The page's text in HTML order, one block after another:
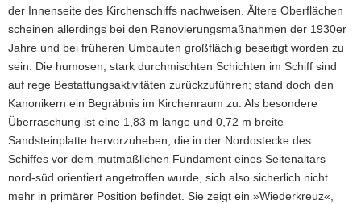
der Innenseite des Kirchenschiffs nachweisen. Ältere Oberflächen
scheinen allerdings bei den Renovierungsmaßnahmen der 1930er
Jahre und bei früheren Umbauten großflächig beseitigt worden zu
sein. Die humosen, stark durchmischten Schichten im Schiff sind
auf rege Bestattungsaktivitäten zurückzuführen; stand doch den
Kanonikern ein Begräbnis im Kirchenraum zu. Als besondere
Überraschung ist eine 1,83 m lange und 0,72 m breite
Sandsteinplatte hervorzuheben, die in der Nordostecke des
Schiffes vor dem mutmaßlichen Fundament eines Seitenaltars
nord-süd orientiert angetroffen wurde, sich also sicherlich nicht
mehr in primärer Position befindet. Sie zeigt ein »Wiederkreuz«,